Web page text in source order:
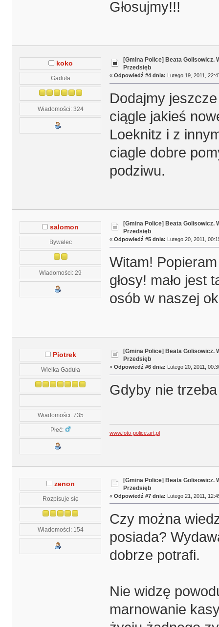
Głosujmy!!!
koko
Gaduła
Wiadomości: 324
[Gmina Police] Beata Golisowicz.
Przedsięb
« Odpowiedź #4 dnia: Lutego 19, 2011,
Dodajmy
ciągle jakieś
Loeknitz i z
ciagle dobre
podziwu.
salomon
Bywalec
Wiadomości: 29
[Gmina Police] Beata Golisowicz.
Przedsięb
« Odpowiedź #5 dnia: Lutego 20, 2011,
Witam!
głosy! mało
osób w naszej
Piotrek
Wielka Gaduła
Wiadomości: 735
Płeć:
[Gmina Police] Beata Golisowicz.
Przedsięb
« Odpowiedź #6 dnia: Lutego 20, 2011,
Gdyby nie trzeba
www.foto-police.art.pl
zenon
Rozpisuje się
Wiadomości: 154
[Gmina Police] Beata Golisowicz.
Przedsięb
« Odpowiedź #7 dnia: Lutego 21, 2011,
Czy można
posiada?
dobrze potrafi.
Nie widzę
marnowanie